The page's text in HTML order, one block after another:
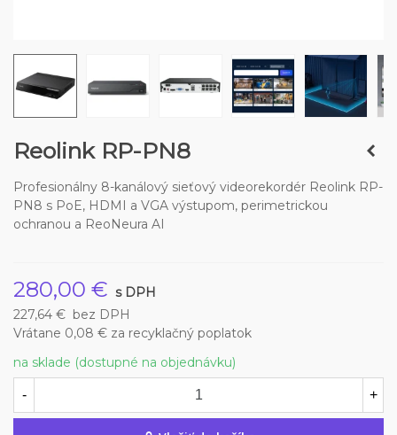
Reolink RP-PN8
Profesionálny 8-kanálový sieťový videorekordér Reolink RP-
PN8 s PoE, HDMI a VGA výstupom, perimetrickou
ochranou a ReoNeura AI
280,00 € s DPH
227,64 € bez DPH
Vrátane 0,08 € za recyklačný poplatok
na sklade (dostupné na objednávku)
- +